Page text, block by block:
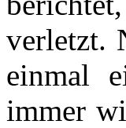
verletzt.
einmal
immer